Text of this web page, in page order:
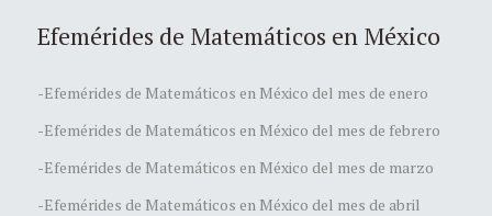
Efemérides de Matemáticos en México
-Efemérides de Matemáticos en México del mes de enero
-Efemérides de Matemáticos en México del mes de febrero
-Efemérides de Matemáticos en México del mes de marzo
-Efemérides de Matemáticos en México del mes de abril